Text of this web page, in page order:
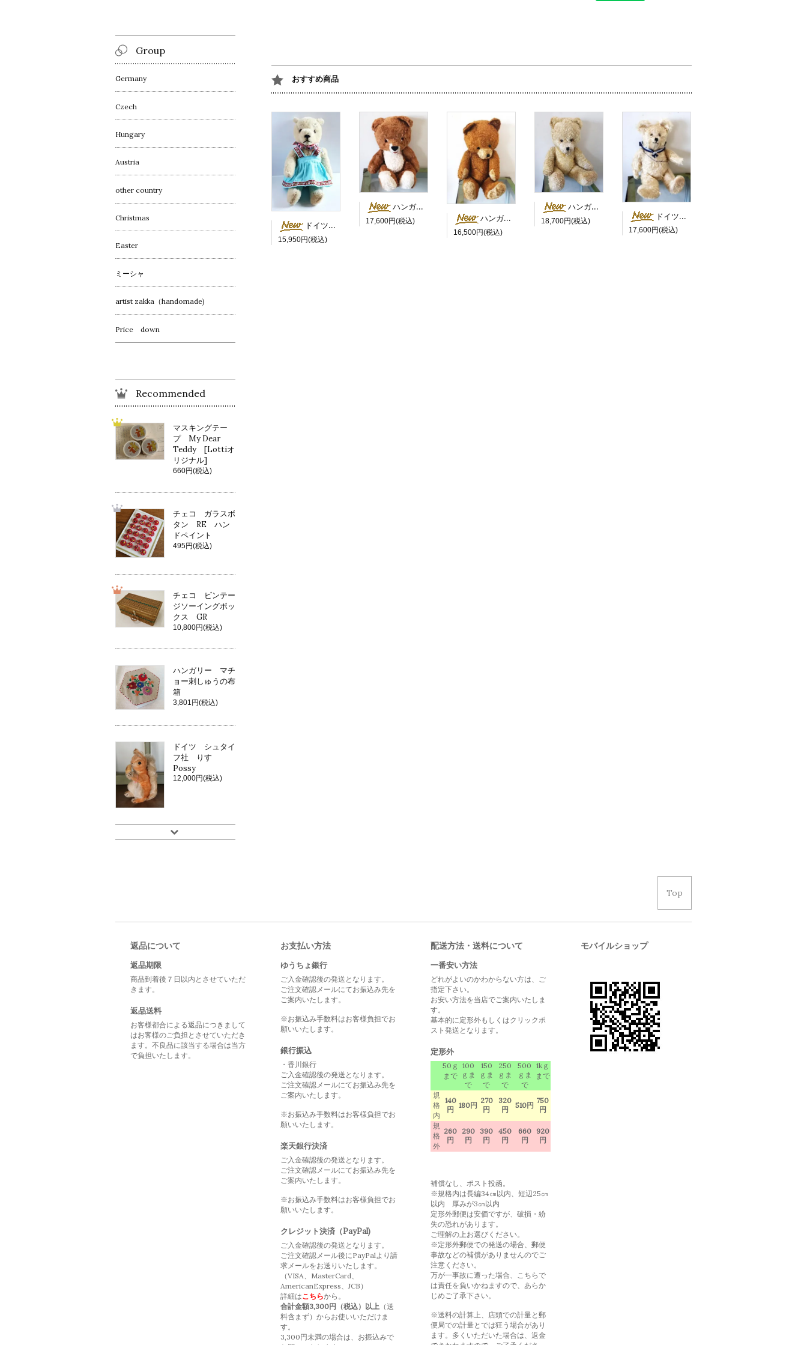
おすすめ商品
ドイツ 水色のスカートを履いた白くま
15,950円(税込)
ハンガリー 茶色い目のにっこりベア
17,600円(税込) ハンガリー 茶色いにっこりさん 鳴き笛入
16,500円(税込)
ハンガリー 白鼻の大きなベア
18,700円(税込) ドイツ セーラーカラーの白くま
17,600円(税込)
Group
Germany
Czech
Hungary
Austria
other country
Christmas
Easter
ミーシャ
artist zakka（handomade)
Price down
Recommended
マスキングテー
プ My Dear
Teddy [Lottiオ
リジナル]
660円(税込)
チェコ ガラスボ
タン RE ハン
ドペイント
495円(税込)
チェコ ビンテー
ジソーイングボッ
クス GR
10,800円(税込)
ハンガリー マチ
ョー刺しゅうの布
箱
3,801円(税込)
ドイツ シュタイ
フ社 りす
Possy
12,000円(税込)
Top
返品について
返品期限
商品到着後７日以内とさせていただ
きます。
返品送料
お客様都合による返品につきまして
はお客様のご負担とさせていただき
ます。不良品に該当する場合は当方
で負担いたします。
お支払い方法
ゆうちょ銀行
ご入金確認後の発送となります。
ご注文確認メールにてお振込み先を
ご案内いたします。
※お振込み手数料はお客様負担でお
願いいたします。
銀行振込
・香川銀行
ご入金確認後の発送となります。
ご注文確認メールにてお振込み先を
ご案内いたします。
※お振込み手数料はお客様負担でお
願いいたします。
楽天銀行決済
ご入金確認後の発送となります。
ご注文確認メールにてお振込み先を
ご案内いたします。
※お振込み手数料はお客様負担でお
願いいたします。
クレジット決済（PayPal)
ご入金確認後の発送となります。
ご注文確認メール後にPayPalより請
求メールをお送りいたします。
（VISA、MasterCard、
AmericanExpress、JCB）
詳細はこちらから。
合計金額3,300円（税込）以上 （送
料含まず）からお使いいただけま
す。
3,300円未満の場合は、お振込みで
配送方法・送料について
一番安い方法
どれがよいのかわからない方は、ご
指定下さい。
お安い方法を当店でご案内いたしま
す。
基本的に定形外もしくはクリックポ
スト発送となります。
定形外
50ｇ
まで
100
ｇま
で
150
ｇま
で
250
ｇま
で
500
ｇま
で
1kｇ
まで
規
格
内
140
円 180円
270
円
320
円
510円
750
円
規
格
外
260
円
290
円
390
円
450
円
660
円
920
円
補償なし、ポスト投函。
※規格内は長編34㎝以内、短辺25㎝
以内 厚みが3㎝以内
定形外郵便は安価ですが、破損・紛
失の恐れがあります。
ご理解の上お選びください。
※定形外郵便での発送の場合、郵便
事故などの補償がありませんのでご
注意ください。
万が一事故に遭った場合、こちらで
は責任を負いかねますので、あらか
じめご了承下さい。
※送料の計算上、店頭での計量と郵
便局での計量とでは狂う場合があり
ます。多くいただいた場合は、返金
モバイルショップ